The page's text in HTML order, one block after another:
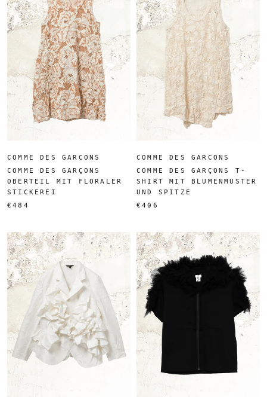
COMME DES GARCONS
COMME DES GARÇONS
OBERTEIL MIT FLORALER
STICKEREI
€484
COMME DES GARCONS
COMME DES GARÇONS T-
SHIRT MIT BLUMENMUSTER
UND SPITZE
€406